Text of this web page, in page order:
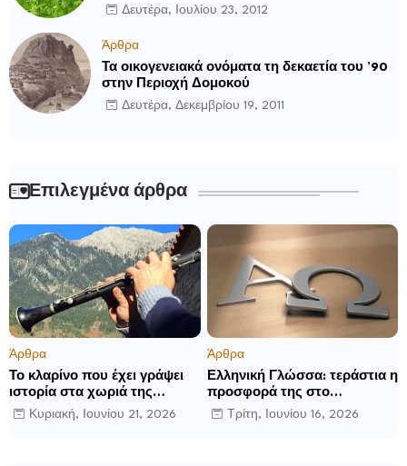
Δευτέρα, Ιουλίου 23, 2012
Άρθρα
Τα οικογενειακά ονόματα τη δεκαετία του ’90
στην Περιοχή Δομοκού
Δευτέρα, Δεκεμβρίου 19, 2011
Επιλεγμένα άρθρα
Άρθρα
Το κλαρίνο που έχει γράψει
ιστορία στα χωριά της
Ρούμελης
Κυριακή, Ιουνίου 21, 2026
Άρθρα
Ελληνική Γλώσσα: τεράστια η
προσφορά της στο
παγκόσμιο γίγνεσθαι.
Τρίτη, Ιουνίου 16, 2026